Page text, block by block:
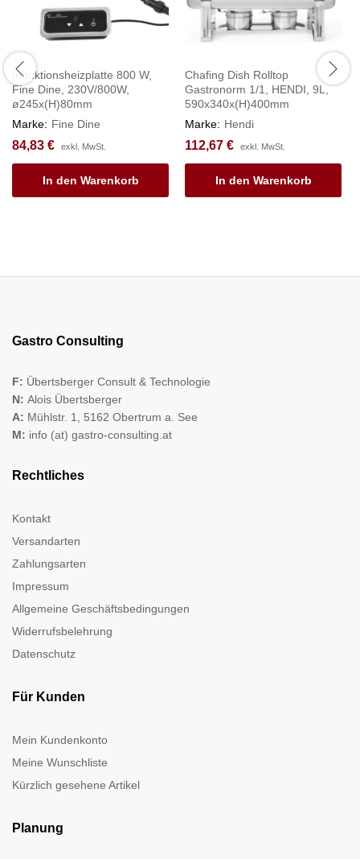
Induktionsheizplatte 800 W,
Fine Dine, 230V/800W,
ø245x(H)80mm
Marke: Fine Dine
84,83 € exkl. MwSt.
In den Warenkorb
Chafing Dish Rolltop
Gastronorm 1/1, HENDI, 9L,
590x340x(H)400mm
Marke: Hendi
112,67 € exkl. MwSt.
In den Warenkorb
Gastro Consulting
F: Übertsberger Consult & Technologie
N: Alois Übertsberger
A: Mühlstr. 1, 5162 Obertrum a. See
M: info (at) gastro-consulting.at
Rechtliches
Kontakt
Versandarten
Zahlungsarten
Impressum
Allgemeine Geschäftsbedingungen
Widerrufsbelehrung
Datenschutz
Für Kunden
Mein Kundenkonto
Meine Wunschliste
Kürzlich gesehene Artikel
Planung